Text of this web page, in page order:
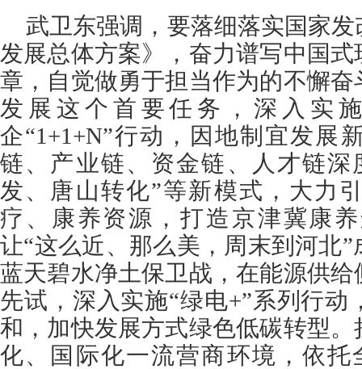
武卫东强调，要落细落实国家
发展总体方案》，奋力谱写中国
章，自觉做勇于担当作为的不懈
发展这个首要任务，深入实
企“1+1+N”行动，因地制宜发展
链、产业链、资金链、人才链深
发、唐山转化”等新模式，大力
疗、康养资源，打造京津冀康
让“这么近、那么美，周末到河北
蓝天碧水净土保卫战，在能源供
先试，深入实施“绿电+”系列行动
和，加快发展方式绿色低碳转型
化、国际化一流营商环境，依托